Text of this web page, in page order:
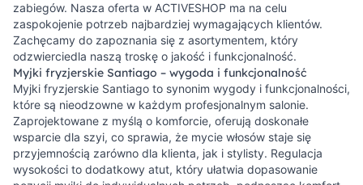
zabiegów. Nasza oferta w ACTIVESHOP ma na celu
zaspokojenie potrzeb najbardziej wymagających klientów.
Zachęcamy do zapoznania się z asortymentem, który
odzwierciedla naszą troskę o jakość i funkcjonalność.
Myjki fryzjerskie Santiago – wygoda i funkcjonalność
Myjki fryzjerskie Santiago to synonim wygody i funkcjonalności,
które są nieodzowne w każdym profesjonalnym salonie.
Zaprojektowane z myślą o komforcie, oferują doskonałe
wsparcie dla szyi, co sprawia, że mycie włosów staje się
przyjemnością zarówno dla klienta, jak i stylisty. Regulacja
wysokości to dodatkowy atut, który ułatwia dopasowanie